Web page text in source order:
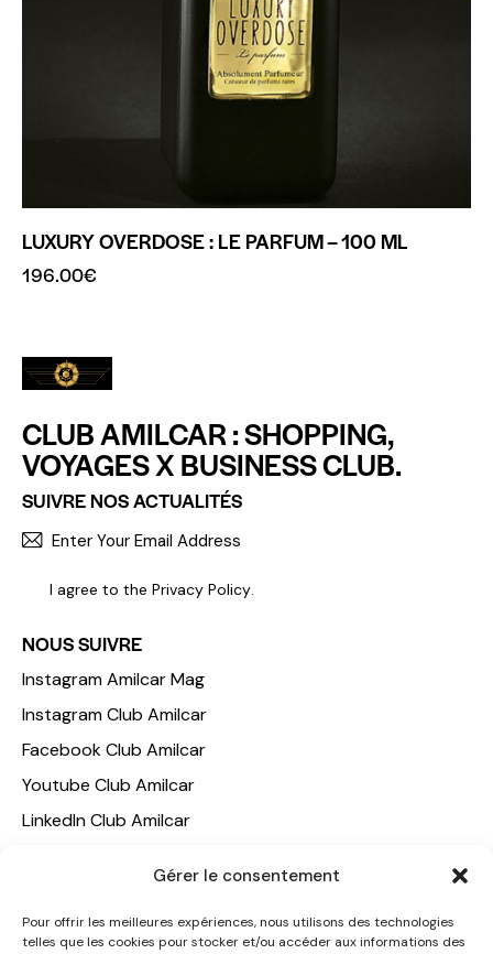
Gérer le consentement
Pour offrir les meilleures expériences, nous utilisons des technologies
telles que les cookies pour stocker et/ou accéder aux informations des
LUXURY OVERDOSE : LE PARFUM – 100 ML
196.00€
CLUB AMILCAR : SHOPPING,
VOYAGES X BUSINESS CLUB.
SUIVRE NOS ACTUALITÉS
I agree to the Privacy Policy.
NOUS SUIVRE
Instagram Amilcar Mag
Instagram Club Amilcar
Facebook Club Amilcar
Youtube Club Amilcar
LinkedIn Club Amilcar
NOTRE GROUPE
ACCUEIL
AMILCAR TRAVEL CLUB